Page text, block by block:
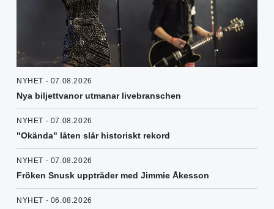
NYHET - 07.08.2026
Nya biljettvanor utmanar livebranschen
NYHET - 07.08.2026
"Okända" låten slår historiskt rekord
NYHET - 07.08.2026
Fröken Snusk uppträder med Jimmie Åkesson
NYHET - 06.08.2026